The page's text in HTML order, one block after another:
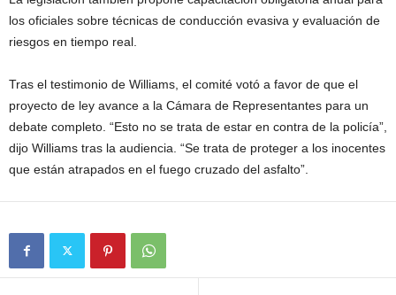
los oficiales sobre técnicas de conducción evasiva y evaluación de
riesgos en tiempo real.
Tras el testimonio de Williams, el comité votó a favor de que el
proyecto de ley avance a la Cámara de Representantes para un
debate completo. “Esto no se trata de estar en contra de la policía”,
dijo Williams tras la audiencia. “Se trata de proteger a los inocentes
que están atrapados en el fuego cruzado del asfalto”.